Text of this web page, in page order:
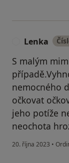
Lenka
S malým
nemocného
očkovat
jeho potíže
neochota
20. října 2023 •